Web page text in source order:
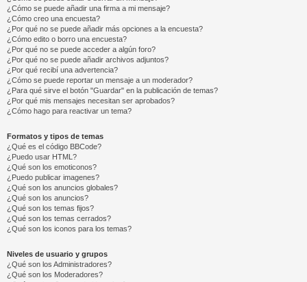
¿Cómo se puede añadir una firma a mi mensaje?
¿Cómo creo una encuesta?
¿Por qué no se puede añadir más opciones a la encuesta?
¿Cómo edito o borro una encuesta?
¿Por qué no se puede acceder a algún foro?
¿Por qué no se puede añadir archivos adjuntos?
¿Por qué recibí una advertencia?
¿Cómo se puede reportar un mensaje a un moderador?
¿Para qué sirve el botón "Guardar" en la publicación de temas?
¿Por qué mis mensajes necesitan ser aprobados?
¿Cómo hago para reactivar un tema?
Formatos y tipos de temas
¿Qué es el código BBCode?
¿Puedo usar HTML?
¿Qué son los emoticonos?
¿Puedo publicar imagenes?
¿Qué son los anuncios globales?
¿Qué son los anuncios?
¿Qué son los temas fijos?
¿Qué son los temas cerrados?
¿Qué son los iconos para los temas?
Niveles de usuario y grupos
¿Qué son los Administradores?
¿Qué son los Moderadores?